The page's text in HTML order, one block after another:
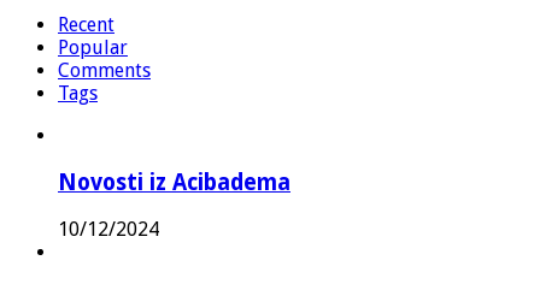
Recent
Popular
Comments
Tags
Novosti iz Acibadema
10/12/2024